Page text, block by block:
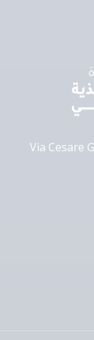
Via Cesare